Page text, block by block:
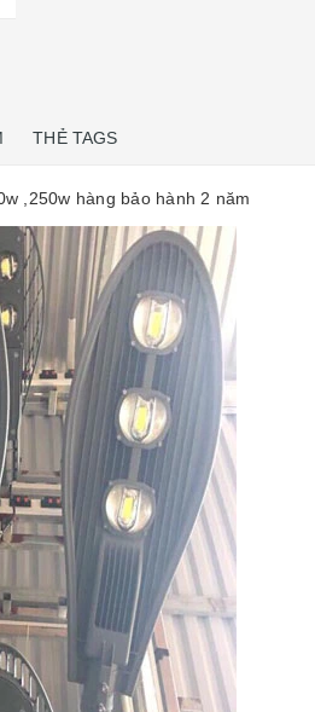
THẺ TAGS
,250w hàng bảo hành 2 năm